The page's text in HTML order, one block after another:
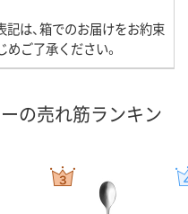
記は、箱でのお届けをお約束
ご了承ください。
の売れ筋ランキン